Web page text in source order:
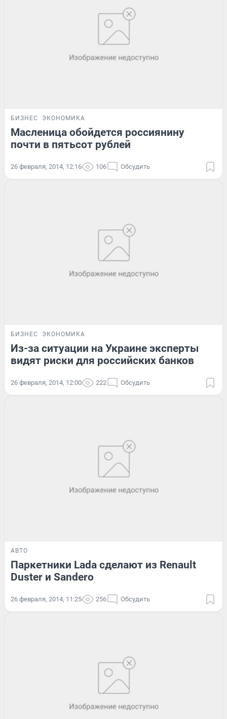
БИЗНЕС ЭКОНОМИКА
Масленица обойдется россиянину
почти в пятьсот рублей
26 февраля, 2014, 12:16 106 Обсудить
БИЗНЕС ЭКОНОМИКА
Из-за ситуации на Украине эксперты
видят риски для российских банков
26 февраля, 2014, 12:00 222 Обсудить
АВТО
Паркетники Lada сделают из Renault
Duster и Sandero
26 февраля, 2014, 11:25 256 Обсудить